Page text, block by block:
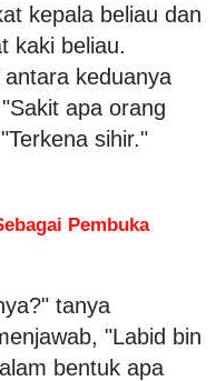
kepala beliau dan
kaki beliau.
keduanya
apa orang
sihir."
Pembuka
tanya
"Labid bin
bentuk apa